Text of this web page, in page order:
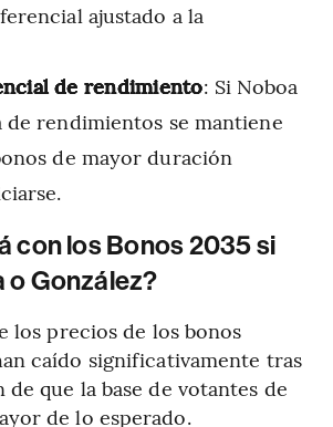
ajustado a la
de rendimiento: Si Noboa
de rendimientos se mantiene
de mayor duración
con los Bonos 2035 si
o González?
los precios de los bonos
caído significativamente tras
que la base de votantes de
de lo esperado.